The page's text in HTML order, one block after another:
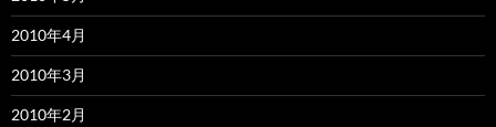
2010年4月
2010年3月
2010年2月